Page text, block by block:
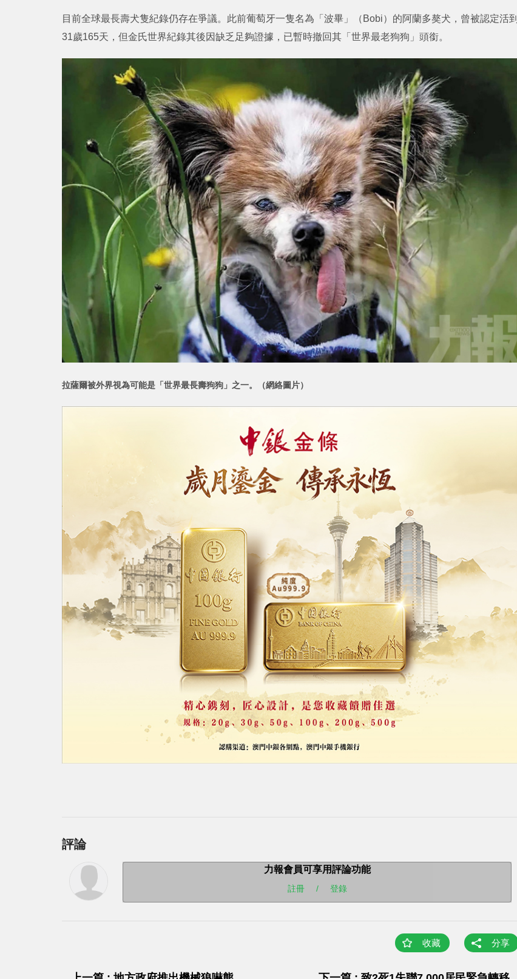
目前全球最長壽犬隻紀錄仍存在爭議。此前葡萄牙一隻名為「波畢」（Bobi）的阿蘭多獒犬，曾被認定活到
31歲165天，但金氏世界紀錄其後因缺乏足夠證據，已暫時撤回其「世界最老狗狗」頭銜。
拉薩爾被外界視為可能是「世界最長壽狗狗」之一。（網絡圖片）
評論
力報會員可享用評論功能
註冊 / 登錄
收藏 分享